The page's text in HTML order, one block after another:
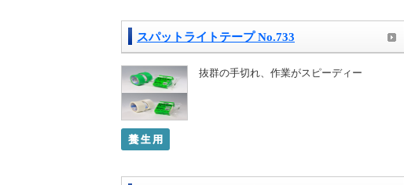
スパットライトテープ No.733
抜群の手切れ、作業がスピーディー